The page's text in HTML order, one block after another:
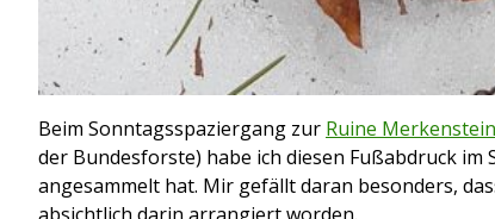
Beim Sonntagsspaziergang zur Ruine Merkenstein
der Bundesforste) habe ich diesen Fußabdruck im
angesammelt hat. Mir gefällt daran besonders,